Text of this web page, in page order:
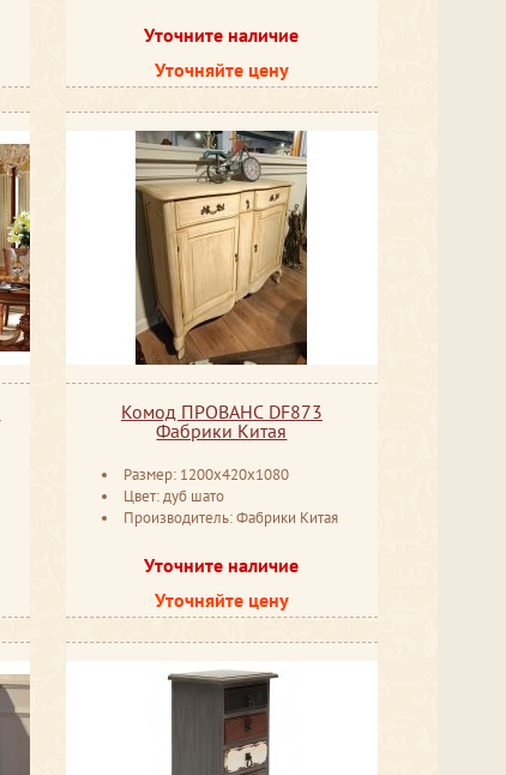
Уточните наличие
Уточняйте цену
Комод ПРОВАНС DF873
Фабрики Китая
Размер: 1200x420x1080
Цвет: дуб шато
Производитель: Фабрики Китая
Уточните наличие
Уточняйте цену